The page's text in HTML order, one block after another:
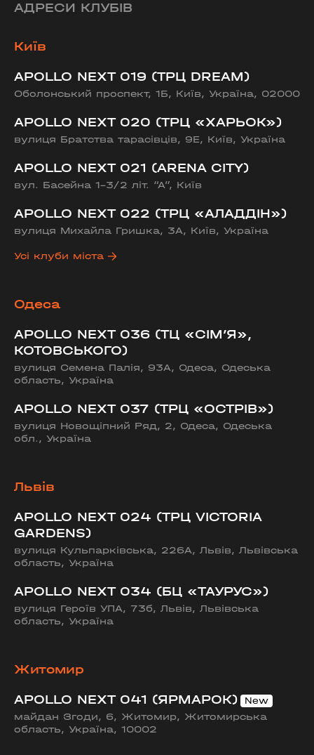
АДРЕСИ КЛУБІВ
Київ
APOLLO NEXT 019 (ТРЦ DREAM)
Оболонський проспект, 1Б, Київ, Україна, 02000
APOLLO NEXT 020 (ТРЦ «ХАРЬОК»)
вулиця Братства тарасівців, 9Е, Київ, Україна
APOLLO NEXT 021 (ARENA CITY)
вул. Басейна 1-3/2 літ. “А”, Київ
APOLLO NEXT 022 (ТРЦ «АЛАДДІН»)
вулиця Михайла Гришка, 3А, Київ, Україна
Усі клуби міста
Одеса
APOLLO NEXT 036 (ТЦ «СІМ’Я»,
КОТОВСЬКОГО)
вулиця Семена Палія, 93А, Одеса, Одеська
область, Україна
APOLLO NEXT 037 (ТРЦ «ОСТРІВ»)
вулиця Новощіпний Ряд, 2, Одеса, Одеська
обл., Україна
Львів
APOLLO NEXT 024 (ТРЦ VICTORIA
GARDENS)
вулиця Кульпарківська, 226А, Львів, Львівська
область, Україна
APOLLO NEXT 034 (БЦ «ТАУРУС»)
вулиця Героїв УПА, 73б, Львів, Львівська
область, Україна
Житомир
APOLLO NEXT 041 (ЯРМАРОК)
майдан Згоди, 6, Житомир, Житомирська
область, Україна, 10002